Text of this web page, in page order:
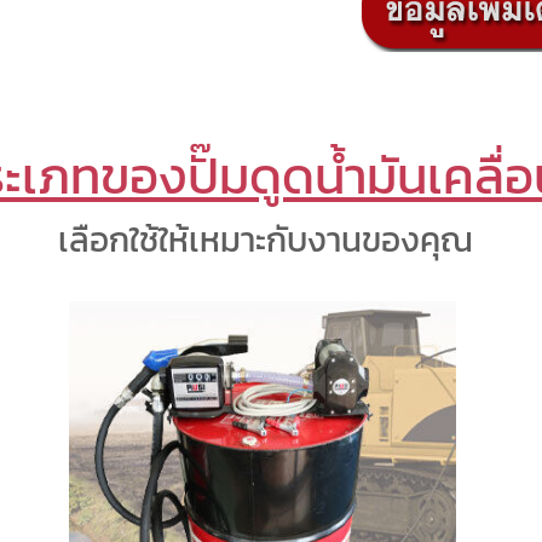
เภทของปั๊มดูดน้ำมันเคลื่
เลือกใช้ให้เหมาะกับงานของคุณ